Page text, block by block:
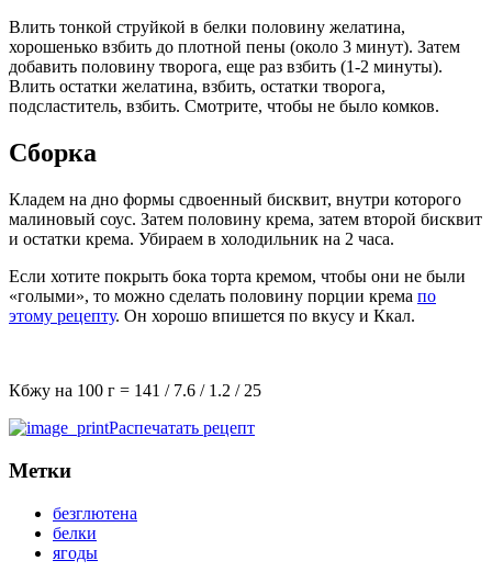
Влить тонкой струйкой в белки половину желатина,
хорошенько взбить до плотной пены (около 3 минут). Затем
добавить половину творога, еще раз взбить (1-2 минуты).
Влить остатки желатина, взбить, остатки творога,
подсластитель, взбить. Смотрите, чтобы не было комков.
Сборка
Кладем на дно формы сдвоенный бисквит, внутри которого
малиновый соус. Затем половину крема, затем второй бисквит
и остатки крема. Убираем в холодильник на 2 часа.
Если хотите покрыть бока торта кремом, чтобы они не были
«голыми», то можно сделать половину порции крема по
этому рецепту. Он хорошо впишется по вкусу и Ккал.
Кбжу на 100 г = 141 / 7.6 / 1.2 / 25
Распечатать рецепт
Метки
безглютена
белки
ягоды